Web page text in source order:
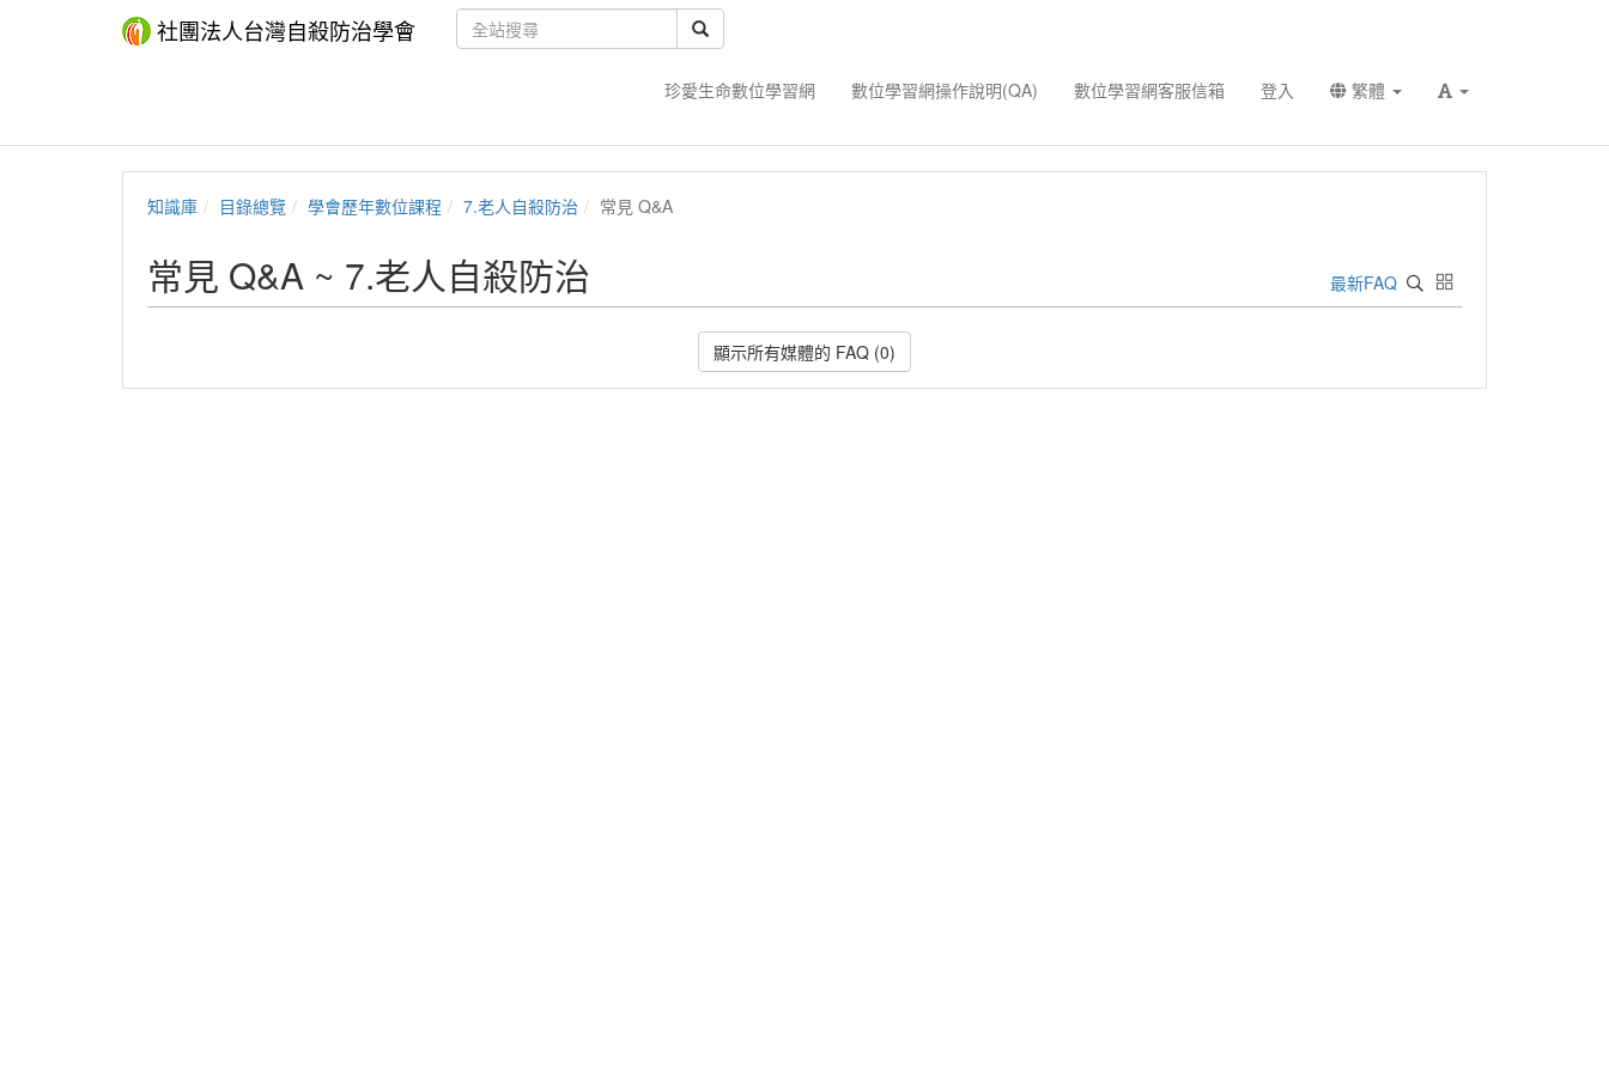
社團法人台灣自殺防治學會
珍愛生命數位學習網 數位學習網操作說明(QA) 數位學習網客服信箱 登入 繁體
知識庫 目錄總覽 學會歷年數位課程 7.老人自殺防治 常見 Q&A
常見 Q&A ~ 7.老人自殺防治 最新FAQ
顯示所有媒體的 FAQ (0)